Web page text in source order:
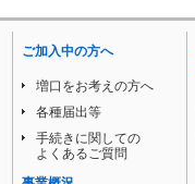
ご加入中の方へ
増口をお考えの方へ
各種届出等
手続きに関しての
よくあるご質問